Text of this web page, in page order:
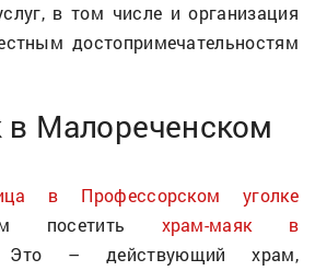
в том числе и организация
достопримечательностям
Малореченском
в Профессорском уголке
посетить храм-маяк в
– действующий храм,